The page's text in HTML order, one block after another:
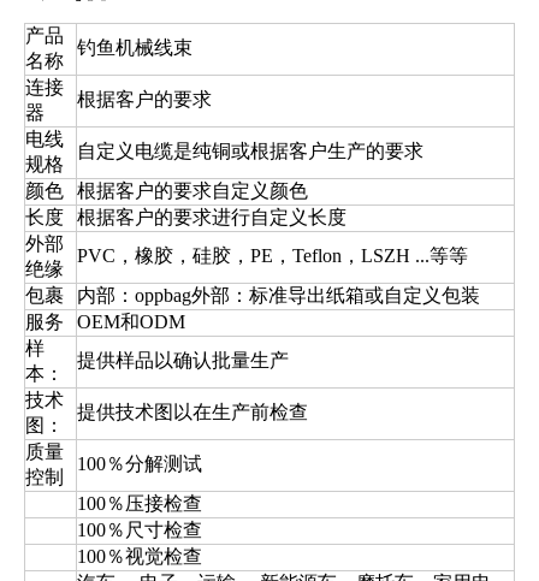
产品
名称
钓鱼机械线束
连接
器
根据客户的要求
电线
规格
自定义电缆是纯铜或根据客户生产的要求
颜色
根据客户的要求自定义颜色
长度
根据客户的要求进行自定义长度
外部
绝缘
PVC，橡胶，硅胶，PE，Teflon，LSZH ...等等
包裹
内部：oppbag外部：标准导出纸箱或自定义包装
服务
OEM和ODM
样
本：
提供样品以确认批量生产
技术
图：
提供技术图以在生产前检查
质量
控制
100％分解测试
100％压接检查
100％尺寸检查
100％视觉检查